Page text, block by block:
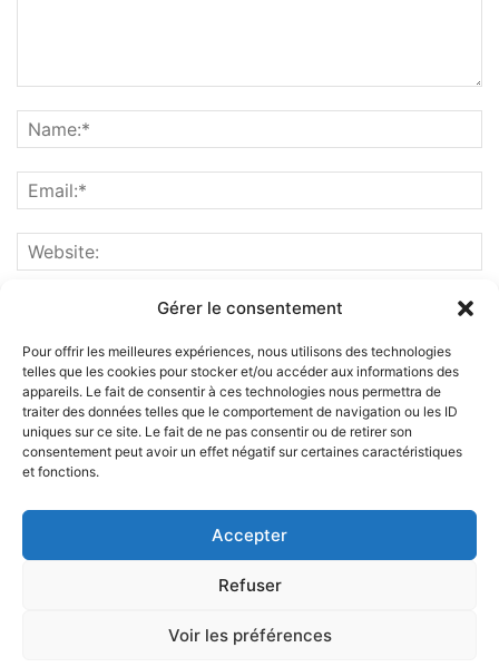
Gérer le consentement
Pour offrir les meilleures expériences, nous utilisons des technologies
telles que les cookies pour stocker et/ou accéder aux informations des
appareils. Le fait de consentir à ces technologies nous permettra de
traiter des données telles que le comportement de navigation ou les ID
uniques sur ce site. Le fait de ne pas consentir ou de retirer son
consentement peut avoir un effet négatif sur certaines caractéristiques
et fonctions.
Accepter
Refuser
Voir les préférences
ABOUT US
FOLLOW US